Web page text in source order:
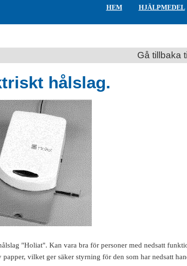
HEM HJÄLPMEDEL
Gå tillbaka
hålslag.
"Holiat". Kan vara bra för personer med nedsatt
papper, vilket ger säker styrning för den som har nedsatt